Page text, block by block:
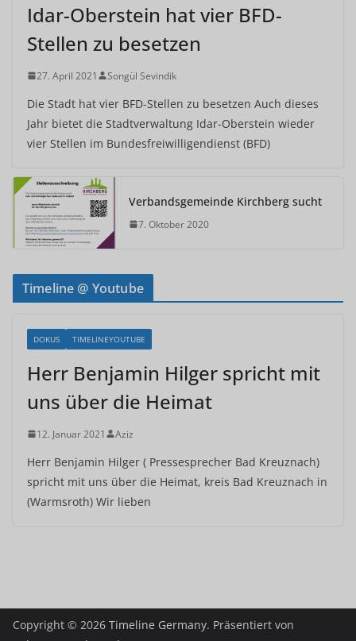
Idar-Oberstein hat vier BFD-
Stellen zu besetzen
27. April 2021 Songül Sevindik
Die Stadt hat vier BFD-Stellen zu besetzen Auch dieses
Jahr bietet die Stadtverwaltung Idar-Oberstein wieder
vier Stellen im Bundesfreiwilligendienst (BFD)
Verbandsgemeinde Kirchberg sucht
7. Oktober 2020
Timeline @ Youtube
DOKUS TIMELINEYOUTUBE
Herr Benjamin Hilger spricht mit
uns über die Heimat
12. Januar 2021 Aziz
Herr Benjamin Hilger ( Pressesprecher Bad Kreuznach)
spricht mit uns über die Heimat, kreis Bad Kreuznach in
(Warmsroth) Wir lieben
Copyright © 2026 Timeline Germany. Präsentiert von